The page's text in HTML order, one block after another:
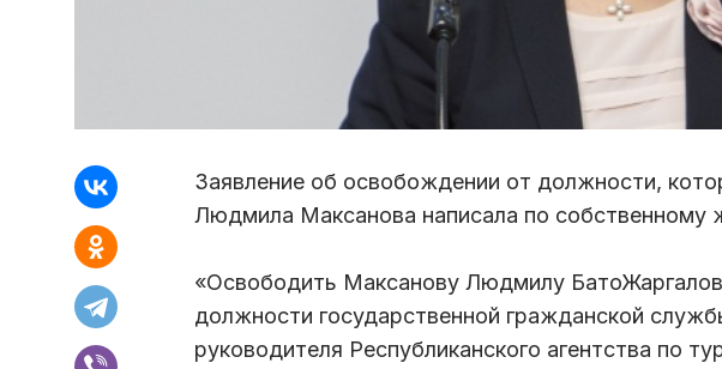
Заявление об освобождении от должности,
Людмила Максанова написала по собственному
«Освободить Максанову Людмилу
должности государственной гражданской
руководителя Республиканского агентства по